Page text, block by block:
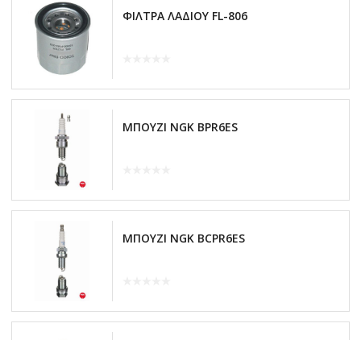
ΦΙΛΤΡΑ ΛΑΔΙΟΥ FL-806
ΜΠΟΥΖΙ NGK BPR6ES
ΜΠΟΥΖΙ NGK BCPR6ES